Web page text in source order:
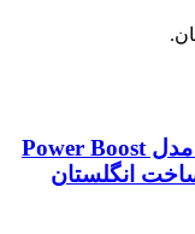
اکتان بوستر STPسوخت اس تی پی مدل Power Boost